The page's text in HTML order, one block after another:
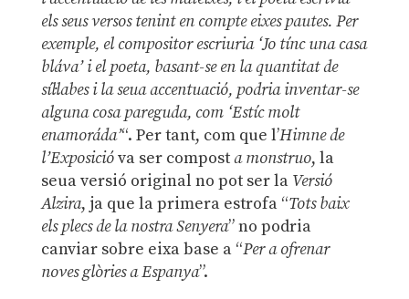
els seus versos tenint en compte eixes pautes. Per
exemple, el compositor escriuria ‘Jo tínc una casa
bláva’ i el poeta, basant-se en la quantitat de
síl·labes i la seua accentuació, podria inventar-se
alguna cosa pareguda, com ‘Estíc molt
enamoráda’“. Per tant, com que l’Himne de
l’Exposicióva ser composta monstruo, la
seua versió original no pot ser la Versió
Alzira, ja que la primera estrofa “Tots baix
els plecs de la nostra Senyera” no podria
canviar sobre eixa base a “Per a ofrenar
noves glòries a Espanya”.